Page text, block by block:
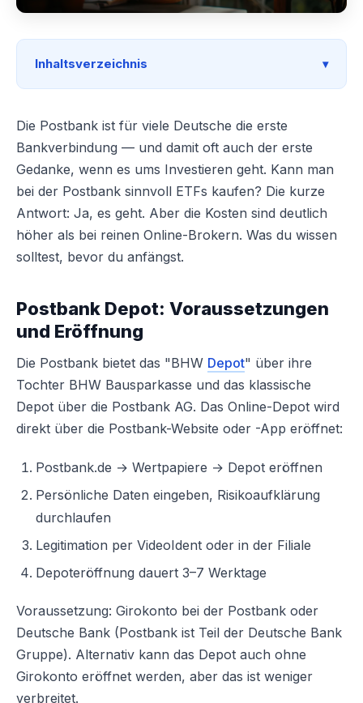
Inhaltsverzeichnis
Die Postbank ist für viele Deutsche die erste
Bankverbindung — und damit oft auch der erste
Gedanke, wenn es ums Investieren geht. Kann man
bei der Postbank sinnvoll ETFs kaufen? Die kurze
Antwort: Ja, es geht. Aber die Kosten sind deutlich
höher als bei reinen Online-Brokern. Was du wissen
solltest, bevor du anfängst.
Postbank Depot: Voraussetzungen
und Eröffnung
Die Postbank bietet das "BHW Depot" über ihre
Tochter BHW Bausparkasse und das klassische
Depot über die Postbank AG. Das Online-Depot wird
direkt über die Postbank-Website oder -App eröffnet:
Postbank.de → Wertpapiere → Depot eröffnen
Persönliche Daten eingeben, Risikoaufklärung
durchlaufen
Legitimation per VideoIdent oder in der Filiale
Depoteröffnung dauert 3–7 Werktage
Voraussetzung: Girokonto bei der Postbank oder
Deutsche Bank (Postbank ist Teil der Deutsche Bank
Gruppe). Alternativ kann das Depot auch ohne
Girokonto eröffnet werden, aber das ist weniger
verbreitet.